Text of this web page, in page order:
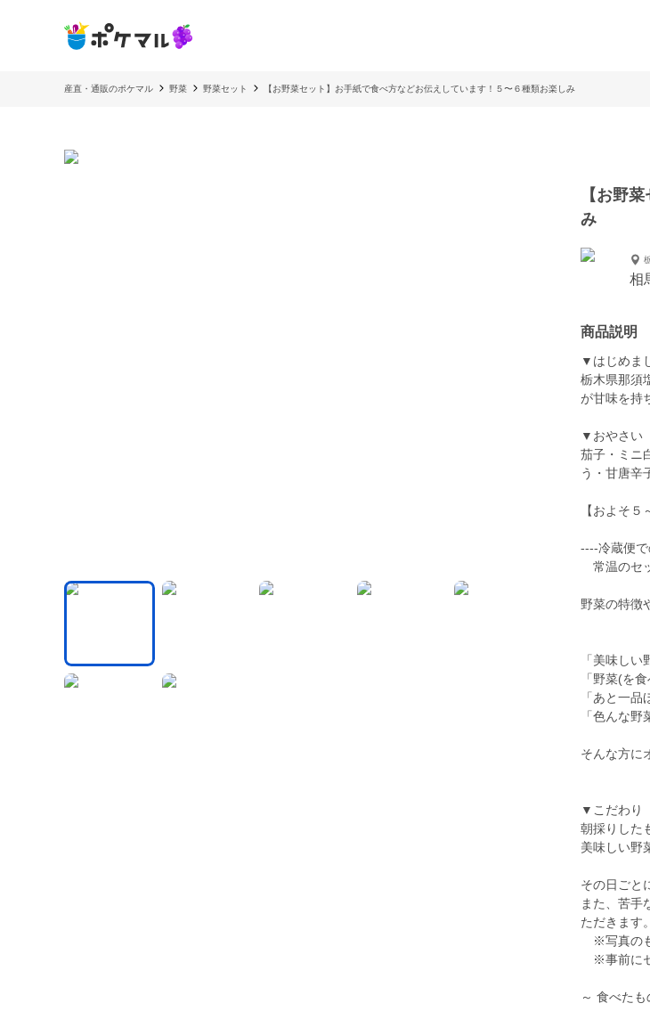
産直・通販のポケマル 野菜 野菜セット 【お野菜セット】お手紙で食べ方などお伝えしています！５〜６種類お楽しみ
【お野
み
相
商品説明
▼はじめま
栃木県那須
が甘味を持
▼おやさい
茄子・ミニ
う・甘唐辛
【およそ
----冷蔵便で
常温のセ
野菜の特徴
「美味しい
「野菜(を
「あと一品
「色んな野
そんな方に
▼こだわり
朝採りした
美味しい野
その日ごと
また、苦手
ただきます。
※写真のも
※事前に
～ 食べた